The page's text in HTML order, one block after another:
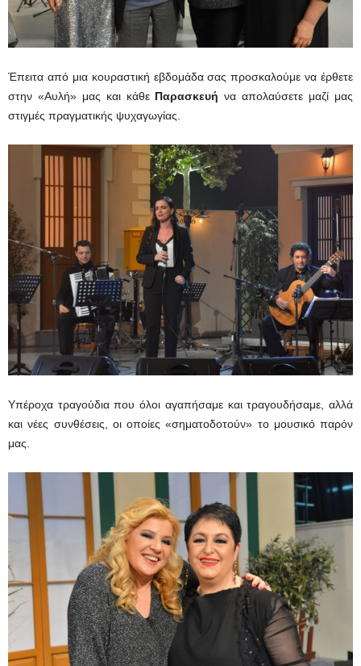
Έπειτα από μια κουραστική εβδομάδα σας προσκαλούμε να έρθετε
στην «Αυλή» μας και κάθε Παρασκευήνα απολαύσετε μαζί μας
στιγμές πραγματικής ψυχαγωγίας.
Υπέροχα τραγούδια που όλοι αγαπήσαμε και τραγουδήσαμε, αλλά
και νέες συνθέσεις, οι οποίες «σηματοδοτούν» το μουσικό παρόν
μας.